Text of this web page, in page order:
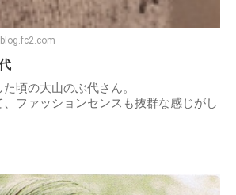
頃の大山のぶ代さん。
ファッションセンスも抜群な感じがし